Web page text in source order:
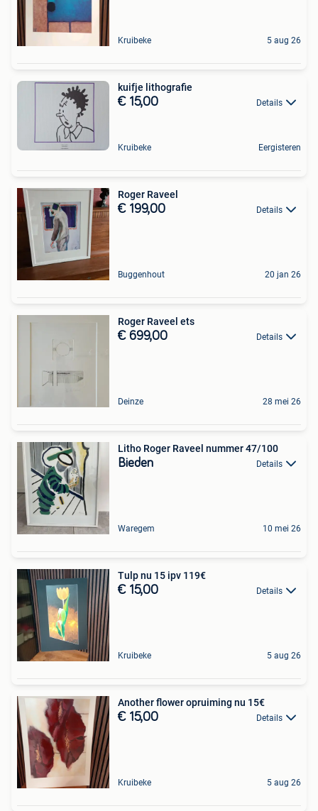
Kruibeke 5 aug 26
kuifje lithografie
€ 15,00 Details
Kruibeke Eergisteren
Roger Raveel
€ 199,00 Details
Buggenhout 20 jan 26
Roger Raveel ets
€ 699,00 Details
Deinze 28 mei 26
Litho Roger Raveel nummer 47/100
Bieden Details
Waregem 10 mei 26
Tulp nu 15 ipv 119€
€ 15,00 Details
Kruibeke 5 aug 26
Another flower opruiming nu 15€
€ 15,00 Details
Kruibeke 5 aug 26